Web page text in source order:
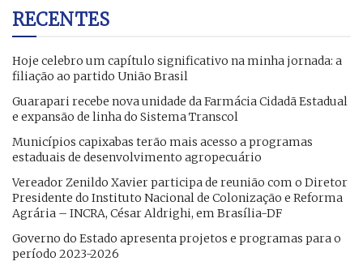
RECENTES
Hoje celebro um capítulo significativo na minha jornada: a
filiação ao partido União Brasil
Guarapari recebe nova unidade da Farmácia Cidadã Estadual
e expansão de linha do Sistema Transcol
Municípios capixabas terão mais acesso a programas
estaduais de desenvolvimento agropecuário
Vereador Zenildo Xavier participa de reunião com o Diretor
Presidente do Instituto Nacional de Colonização e Reforma
Agrária – INCRA, César Aldrighi, em Brasília-DF
Governo do Estado apresenta projetos e programas para o
período 2023-2026